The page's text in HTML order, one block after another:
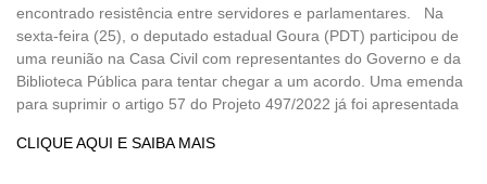
encontrado resistência entre servidores e parlamentares. Na
sexta-feira (25), o deputado estadual Goura (PDT) participou de
uma reunião na Casa Civil com representantes do Governo e da
Biblioteca Pública para tentar chegar a um acordo. Uma emenda
para suprimir o artigo 57 do Projeto 497/2022 já foi apresentada
CLIQUE AQUI E SAIBA MAIS